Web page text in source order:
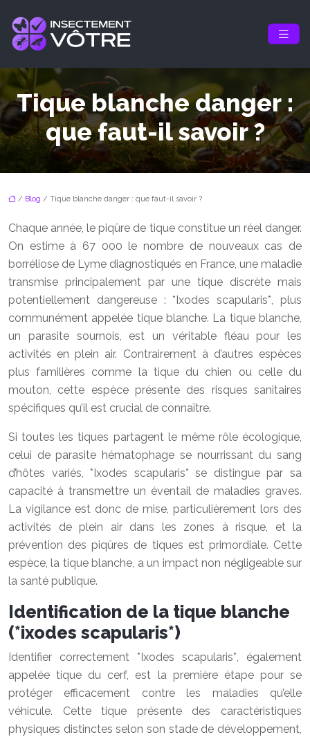
Tique blanche danger :
que faut-il savoir ?
/ Blog / Tique blanche danger : que faut-il savoir ?
Chaque année, le piqûre de tique constitue un réel danger.
On estime à 67 000 le nombre de nouveaux cas de
borréliose de Lyme diagnostiqués en France, une maladie
transmise principalement par une tique discrète mais
potentiellement dangereuse : *Ixodes scapularis*, plus
communément appelée tique blanche. La tique blanche,
un parasite sournois, est un véritable fléau pour les
activités en plein air. Contrairement à d’autres espèces
plus familières comme la tique du chien ou celle du
mouton, cette espèce présente des risques sanitaires
spécifiques qu’il est crucial de connaître.
Si toutes les tiques partagent le même rôle écologique,
celui de parasite hématophage se nourrissant du sang
d’hôtes variés, *Ixodes scapularis* se distingue par sa
capacité à transmettre un éventail de maladies graves.
La vigilance est donc de mise, particulièrement lors des
activités de plein air dans les zones à risque, et la
prévention des piqûres de tiques est primordiale. Cette
espèce, la tique blanche, a un impact non négligeable sur
la santé publique.
Identification de la tique blanche
(*ixodes scapularis*)
Identifier correctement *Ixodes scapularis*, également
appelée tique du cerf, est la première étape pour se
protéger efficacement contre les maladies qu’elle
véhicule. Cette tique présente des caractéristiques
physiques distinctes selon son stade de développement,